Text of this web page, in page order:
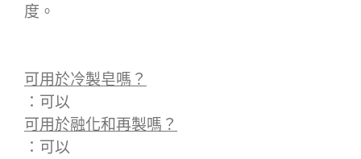
度。
可用於冷製皂嗎？
：可以
可用於融化和再製嗎 ？
：可以